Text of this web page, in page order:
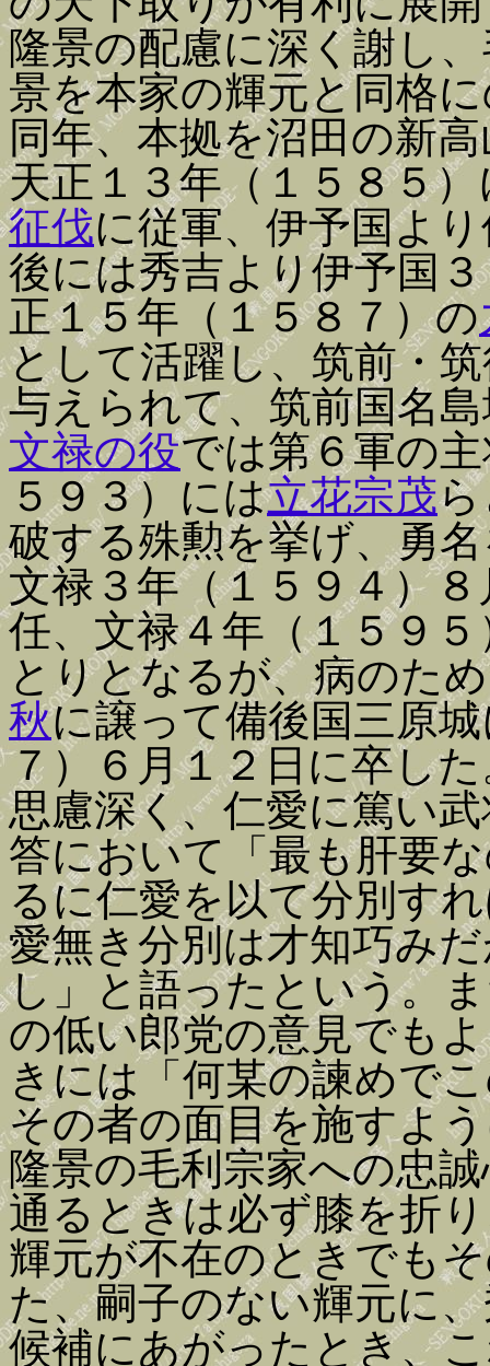
隆景の配慮に深く謝し
景を本家の輝元と同格
同年、本拠を沼田の新
天正１３年（１５８５
征伐に従軍、伊予国よ
後には秀吉より伊予国
正１５年（１５８７）の
として活躍し、筑前・
与えられて、筑前国名
文禄の役では第６軍の
５９３）には立花宗茂
破する殊勲を挙げ、勇
文禄３年（１５９４）
任、文禄４年（１５９
とりとなるが、病のた
秋に譲って備後国三原
７）６月１２日に卒し
思慮深く、仁愛に篤い
答において「最も肝要
るに仁愛を以て分別す
愛無き分別は才知巧み
し」と語ったという。
の低い郎党の意見でも
きには「何某の諫めで
その者の面目を施すよ
隆景の毛利宗家への忠
通るときは必ず膝を折
輝元が不在のときでも
た、嗣子のない輝元に
候補にあがったとき、